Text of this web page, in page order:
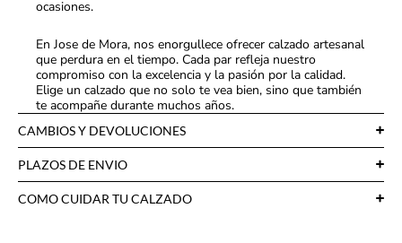
ocasiones.
En Jose de Mora, nos enorgullece ofrecer calzado artesanal
que perdura en el tiempo. Cada par refleja nuestro
compromiso con la excelencia y la pasión por la calidad.
Elige un calzado que no solo te vea bien, sino que también
te acompañe durante muchos años.
CAMBIOS Y DEVOLUCIONES
PLAZOS DE ENVIO
COMO CUIDAR TU CALZADO